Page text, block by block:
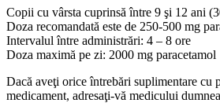
Copii cu vârsta cuprinsă între 9 şi 12 ani
Doza recomandată este de 250-500 mg
Intervalul între administrări: 4 – 8 ore
Doza maximă pe zi: 2000 mg paracetamol
Dacă aveţi orice întrebări suplimentare cu
medicament, adresaţi-vă medicului